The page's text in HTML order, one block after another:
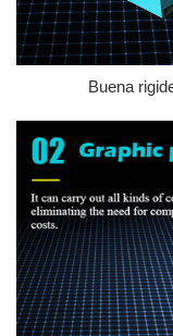
Buena